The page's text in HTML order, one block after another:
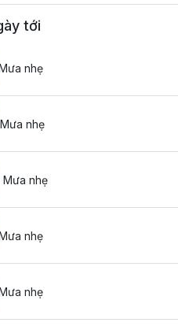
tới
nhẹ
Mưa nhẹ
Mưa nhẹ
nhẹ
nhẹ